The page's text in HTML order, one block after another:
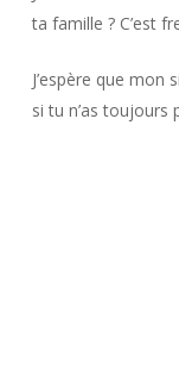
ta famille ? C’est
J’espère que mon
si tu n’as toujours